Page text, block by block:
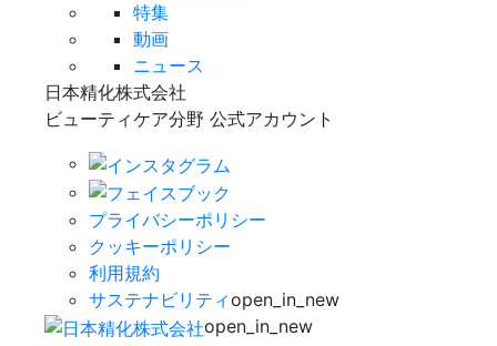
特集
動画
ニュース
日本精化株式会社
ビューティケア分野 公式アカウント
プライバシーポリシー
クッキーポリシー
利用規約
サステナビリティopen_in_new
open_in_new